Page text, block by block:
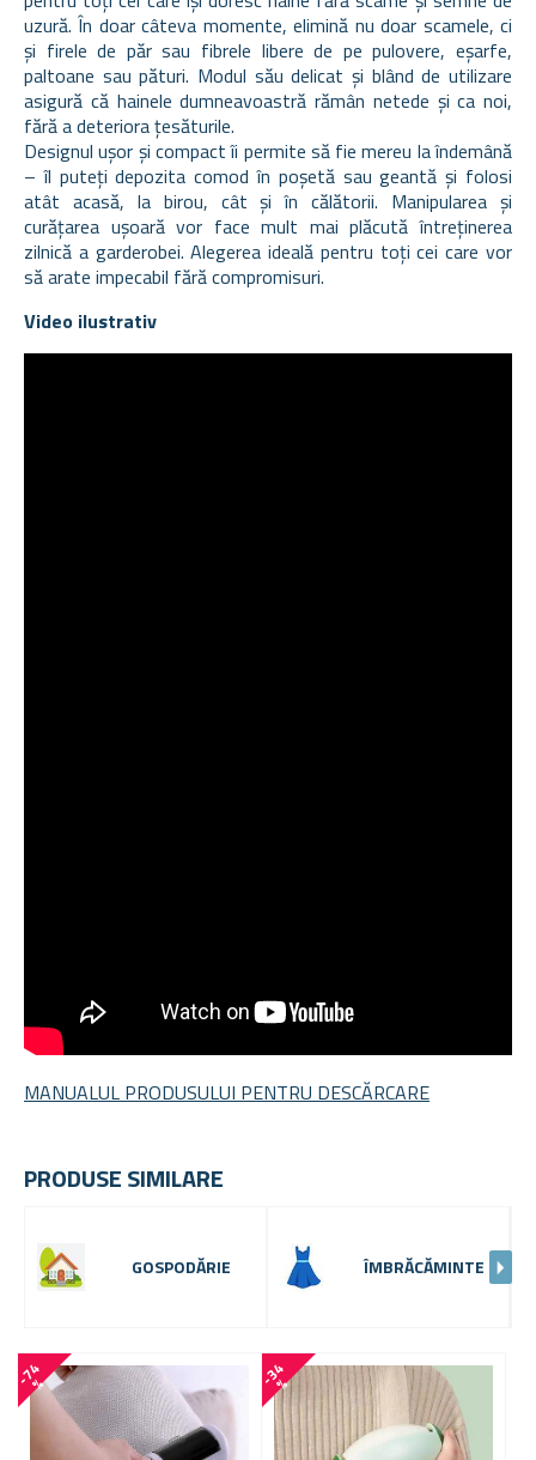
uzură. În doar câteva momente, elimină nu doar scamele, ci
și firele de păr sau fibrele libere de pe pulovere, eșarfe,
paltoane sau pături. Modul său delicat și blând de utilizare
asigură că hainele dumneavoastră rămân netede și ca noi,
fără a deteriora țesăturile.
Designul ușor și compact îi permite să fie mereu la îndemână
– îl puteți depozita comod în poșetă sau geantă și folosi
atât acasă, la birou, cât și în călătorii. Manipularea și
curățarea ușoară vor face mult mai plăcută întreținerea
zilnică a garderobei. Alegerea ideală pentru toți cei care vor
să arate impecabil fără compromisuri.
Video ilustrativ
MANUALUL PRODUSULUI PENTRU DESCĂRCARE
PRODUSE SIMILARE
GOSPODĂRIE ÎMBRĂCĂMINTE
-
7
4
% -
3
4
%